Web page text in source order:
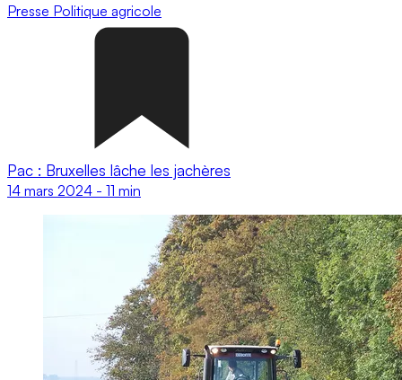
Presse Politique agricole
Pac : Bruxelles lâche les jachères
14 mars 2024 - 11 min